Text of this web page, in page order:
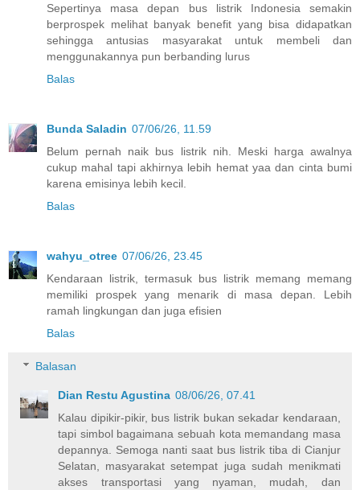
Sepertinya masa depan bus listrik Indonesia semakin
berprospek melihat banyak benefit yang bisa didapatkan
sehingga antusias masyarakat untuk membeli dan
menggunakannya pun berbanding lurus
Balas
Bunda Saladin 07/06/26, 11.59
Belum pernah naik bus listrik nih. Meski harga awalnya
cukup mahal tapi akhirnya lebih hemat yaa dan cinta bumi
karena emisinya lebih kecil.
Balas
wahyu_otree 07/06/26, 23.45
Kendaraan listrik, termasuk bus listrik memang memang
memiliki prospek yang menarik di masa depan. Lebih
ramah lingkungan dan juga efisien
Balas
Balasan
Dian Restu Agustina 08/06/26, 07.41
Kalau dipikir-pikir, bus listrik bukan sekadar kendaraan,
tapi simbol bagaimana sebuah kota memandang masa
depannya. Semoga nanti saat bus listrik tiba di Cianjur
Selatan, masyarakat setempat juga sudah menikmati
akses transportasi yang nyaman, mudah, dan